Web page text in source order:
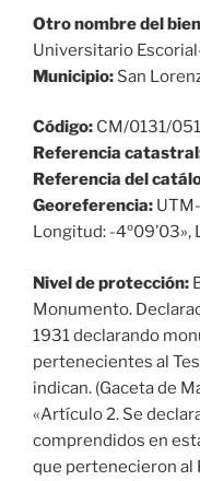
Otro nombre del
Universitario
Municipio: San
Código: CM/0131/051
Referencia
Referencia del
Georeferencia:
Longitud: -4º09’03»,
Nivel de protección:
Monumento.
1931 declarando
pertenecientes al
indican. (Gaceta de
«Artículo 2. Se
comprendidos en
que pertenecieron al